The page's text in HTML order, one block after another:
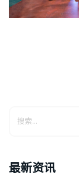
最新资讯